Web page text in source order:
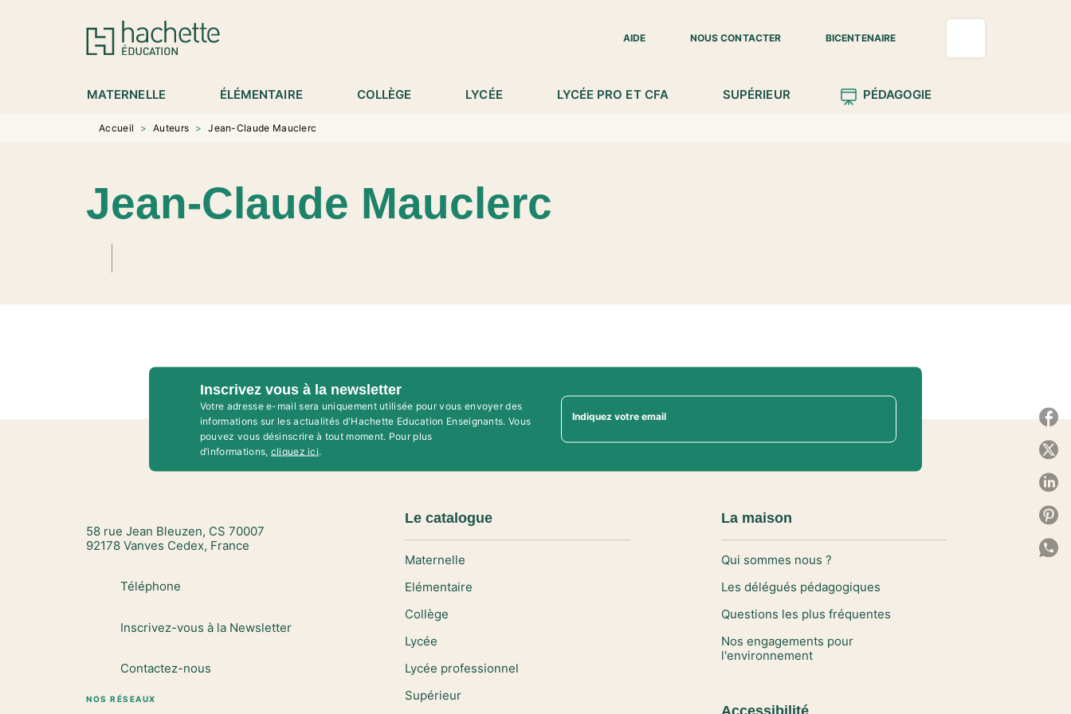
MENU RECHERCHE
AIDE
NOUS CONTACTER BICENTENAIRE
MATERNELLE ÉLÉMENTAIRE COLLÈGE LYCÉE LYCÉE PRO ET CFA SUPÉRIEUR PÉDAGOGIE
Accueil > Auteurs > Jean-Claude Mauclerc
Jean-Claude Mauclerc
Inscrivez vous à la newsletter
Votre adresse e-mail sera uniquement utilisée pour vous envoyer des
informations sur les actualités d'Hachette Education Enseignants. Vous
pouvez vous désinscrire à tout moment. Pour plus
d’informations, cliquez ici.
Indiquez votre email
58 rue Jean Bleuzen, CS 70007
92178 Vanves Cedex, France
Téléphone
Inscrivez-vous à la Newsletter
Contactez-nous
NOS RÉSEAUX
Le catalogue
Maternelle
Elémentaire
Collège
Lycée
Lycée professionnel
Supérieur
La maison
Qui sommes nous ?
Les délégués pédagogiques
Questions les plus fréquentes
Nos engagements pour
l'environnement
Accessibilité